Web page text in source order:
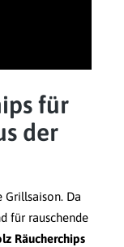
für
der
Da
für rauschende
Räucherchips